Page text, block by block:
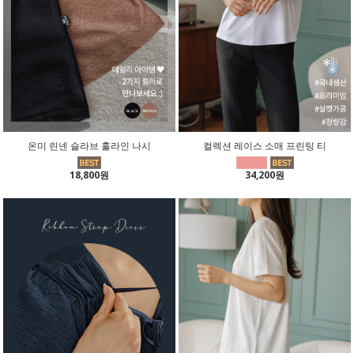
온미 린넨 슬라브 훌라인 나시
18,800원
컬렉션 레이스 소매 프린팅 티
34,200원